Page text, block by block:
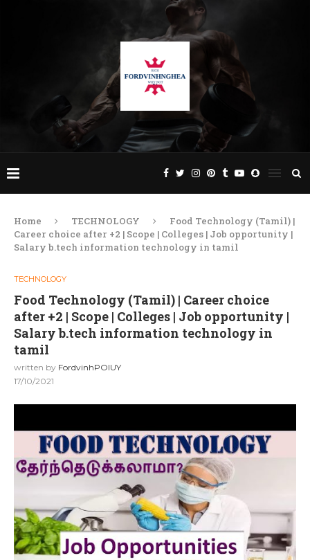
Home TECHNOLOGY
Food Technology (Tamil) |
Career choice after +2 | Scope | Colleges | Job opportunity |
Salary b.tech information technology in tamil
TECHNOLOGY
Food Technology (Tamil) | Career choice
after +2 | Scope | Colleges | Job opportunity |
Salary b.tech information technology in
tamil
written by FordvinhPOIUY
17/10/2021